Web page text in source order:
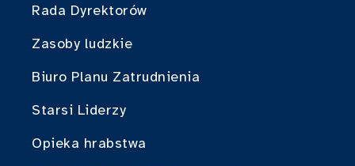
Rada Dyrektorów
Zasoby ludzkie
Biuro Planu Zatrudnienia
Starsi Liderzy
Opieka hrabstwa